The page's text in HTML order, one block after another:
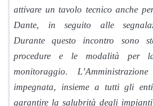
attivare un tavolo tecnico anche
Dante, in seguito alle
Durante questo incontro sono
procedure e le modalità per
monitoraggio.
impegnata, insieme a tutti gli
garantire la salubrità degli